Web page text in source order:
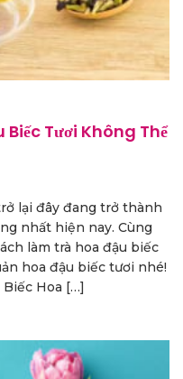
Biếc Tươi Không Thể
lại đây đang trở thành
nhất hiện nay. Cùng
làm trà hoa đậu biếc
hoa đậu biếc tươi nhé!
Hoa […]